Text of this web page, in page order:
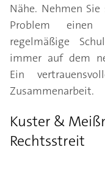
Nähe. Nehmen
Problem einen
regelmäßige
immer auf dem
Ein
Zusammenarbeit.
Kuster &
Rechtsstreit